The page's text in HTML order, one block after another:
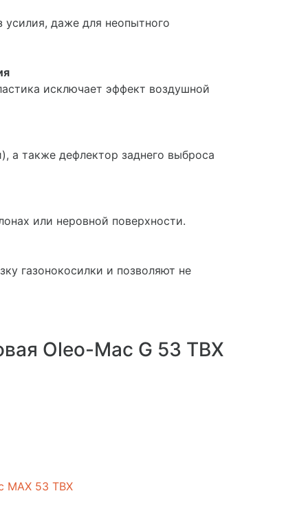
усилия, даже для неопытного
исключает эффект воздушной
а также дефлектор заднего выброса
или неровной поверхности.
газонокосилки и позволяют не
Oleo-Mac G 53 TBX